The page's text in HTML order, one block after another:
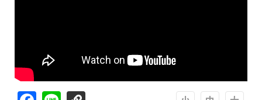
Facebook
Line